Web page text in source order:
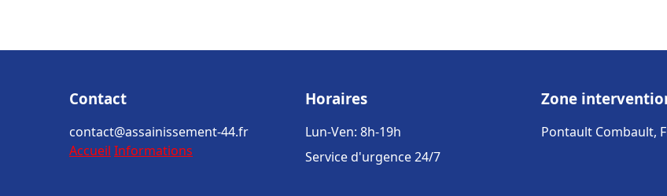
Contact
contact@assainissement-44.fr
Accueil Informations
Horaires
Lun-Ven: 8h-19h
Service d'urgence 24/7
Zone
Pontault Combault,